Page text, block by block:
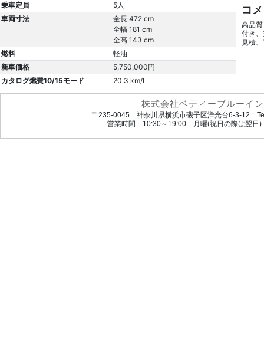
乗車定員
5人
車両寸法
全長 472 cm
全幅 181 cm
全高 143 cm
燃料
軽油
新車価格
5,750,000円
カタログ燃費10/15モード
20.3 km/L
コ
高品
付き
見積
株式会社ベティーブルーイ
〒235-0045 神奈川県横浜市磯子区洋光台6-3-12
営業時間 10:30～19:00 月曜(祝日の際は翌日)